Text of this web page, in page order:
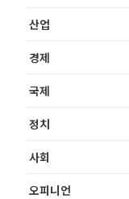
산업
경제
국제
정치
사회
오피니언